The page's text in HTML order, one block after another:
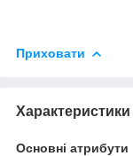
Приховати
Характеристики
Основні атрибути